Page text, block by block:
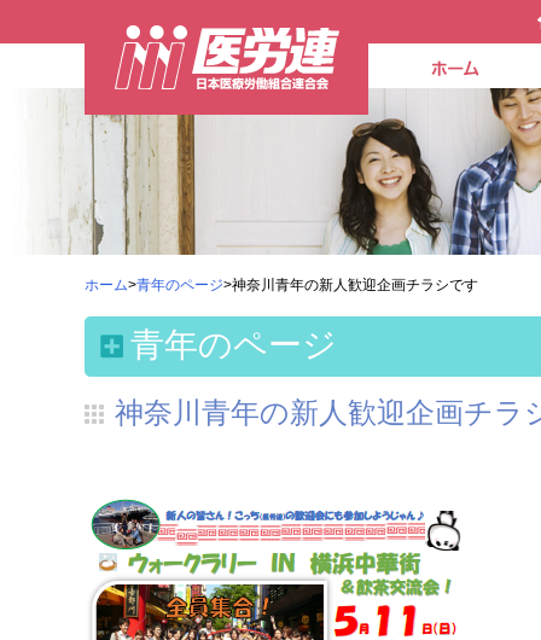
ホーム>青年のページ>神奈川青年の新人歓迎企画チラシです
青年のページ
神奈川青年の新人歓迎企画チラ